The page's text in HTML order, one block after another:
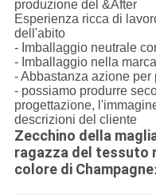
produzione del &After
Esperienza ricca di
dell'abito
- Imballaggio neutrale
- Imballaggio nella
- Abbastanza azione per
- possiamo produrre
progettazione,
descrizioni del cliente
Zecchino della
ragazza del tessuto
colore di Champagne: